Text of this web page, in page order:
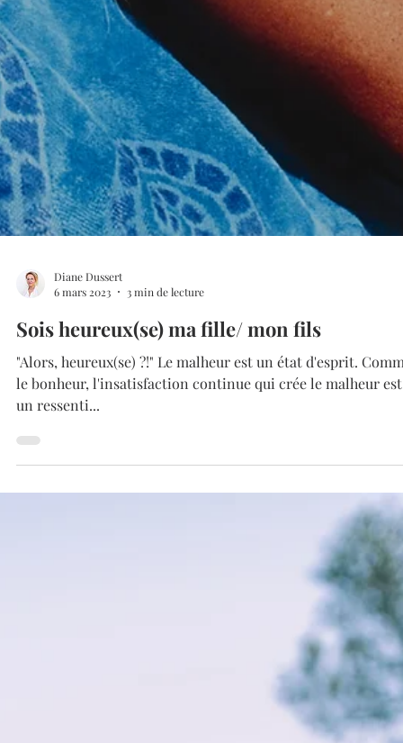
Diane Dussert
Sois heureux(se) ma fille/ mon fils
"Alors, heureux(se) ?!" Le malheur est un état d'esprit.
le bonheur, l'insatisfaction continue qui crée le malheur est